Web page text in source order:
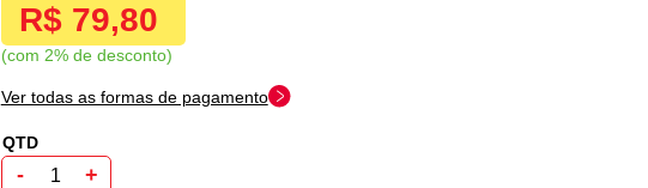
R$ 79,80
com 2% de desconto
Ver todas as formas de pagamento
- +